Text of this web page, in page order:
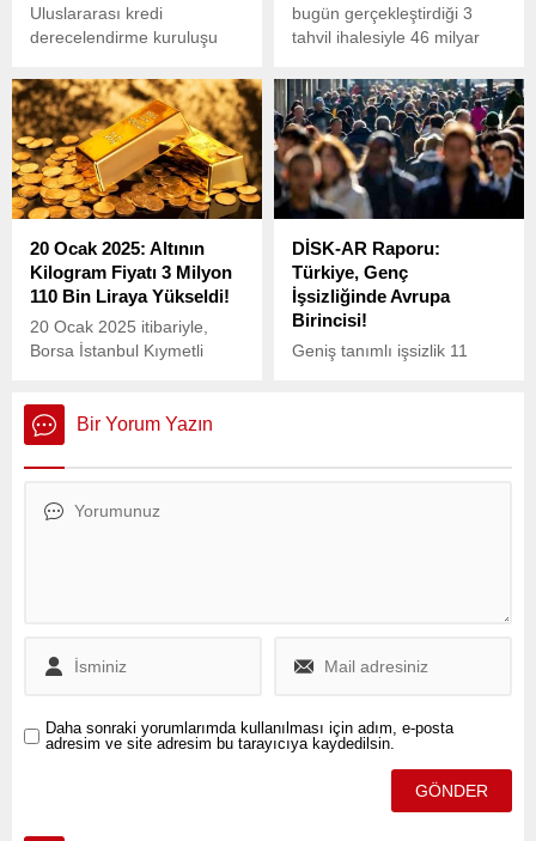
Uluslararası kredi
derecelendirme kuruluşu
Türkiye ekonomisine ilişkin
güncel değerlendirmesini
açıkladı.
bugün gerçekleştirdiği 3
tahvil ihalesiyle 46 milyar
borçlanmaya gitti.
20 Ocak 2025: Altının
Kilogram Fiyatı 3 Milyon
110 Bin Liraya Yükseldi!
20 Ocak 2025 itibariyle,
Borsa İstanbul Kıymetli
standart altının kilogram
fiyatı 3 milyon 110 bin liraya
yükseldi.
DİSK-AR Raporu:
Türkiye, Genç
İşsizliğinde Avrupa
Birincisi!
Geniş tanımlı işsizlik 11
istihdamda yer alan genç
Bir Yorum Yazın
Daha sonraki yorumlarımda kullanılması için adım, e-posta
adresim ve site adresim bu tarayıcıya kaydedilsin.